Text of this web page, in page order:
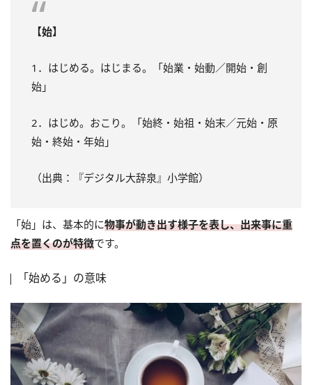
【始】
1．はじめる。はじまる。「始業・始動／開始・創
始」
2．はじめ。おこり。「始終・始祖・始末／元始・原
始・終始・年始」
（出典：『デジタル大辞泉』小学館）
「始」は、基本的に物事が動き出す様子を表し、出来事に重
点を置くのが特徴です。
「始める」の意味